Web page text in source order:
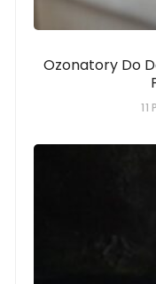
Ozonatory Do
11